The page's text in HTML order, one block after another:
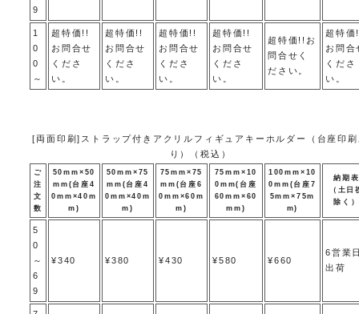
9
1
0
0
～
超特価!!
お問合せ
くださ
い。
超特価!!
お問合せ
くださ
い。
超特価!!
お問合せ
くださ
い。
超特価!!
お問合せ
くださ
い。
超特価!!お
問合せく
ださい。
超特
お問合
くださ
い。
[両面印刷]ストラップ付きアクリルフィギュアキーホルダー（台座印
り）（税込）
ご
注
文
数
50mm×50
mm(台座4
0mm×40m
m)
50mm×75
mm(台座4
0mm×40m
m)
75mm×75
mm(台座6
0mm×60m
m)
75mm×10
0mm(台座
60mm×60
mm)
100mm×10
0mm(台座7
5mm×75m
m)
納期表
（土日
除く）
5
0
～
6
9
¥340 ¥380 ¥430 ¥580 ¥660
6営業
出荷